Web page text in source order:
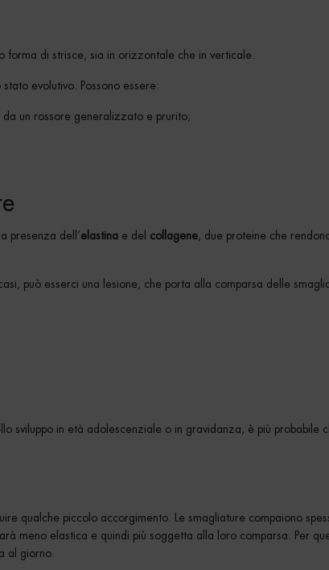
di strisce, sia in orizzontale che in verticale.
evolutivo. Possono essere:
da un rossore generalizzato e prurito;
presenza dell’elastina e del collagene, due proteine che
può esserci una lesione, che porta alla comparsa delle
sviluppo in età adolescenziale o in gravidanza, è più probabile
qualche piccolo accorgimento. Le smagliature compaiono
meno elastica e quindi più soggetta alla loro comparsa. Per
al giorno.